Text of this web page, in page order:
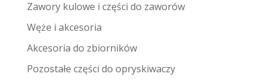
Zawory kulowe i części do zaworów
Węże i akcesoria
Akcesoria do zbiorników
Pozostałe części do opryskiwaczy